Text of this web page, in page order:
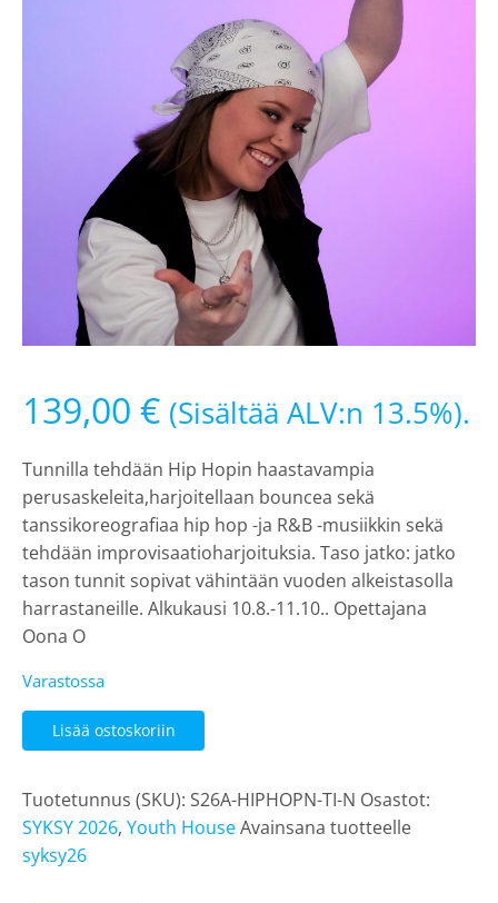
139,00 € (Sisältää ALV:n 13.5%).
Tunnilla tehdään Hip Hopin haastavampia
perusaskeleita,harjoitellaan bouncea sekä
tanssikoreografiaa hip hop -ja R&B -musiikkin sekä
tehdään improvisaatioharjoituksia. Taso jatko: jatko
tason tunnit sopivat vähintään vuoden alkeistasolla
harrastaneille. Alkukausi 10.8.-11.10.. Opettajana
Oona O
Varastossa
Hop
nuoret
alkukausi
ti
Lisää ostoskoriin
Tuotetunnus (SKU): S26A-HIPHOPN-TI-N Osastot:
SYKSY 2026, Youth HouseAvainsana tuotteelle
syksy26